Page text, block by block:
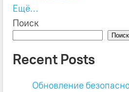
Ещё…
Поиск
Поиск
Recent Posts
Обновление